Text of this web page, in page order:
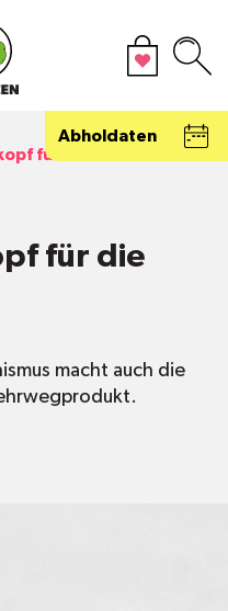
Abholdaten
für die Abwaschbürste
für die
macht auch die